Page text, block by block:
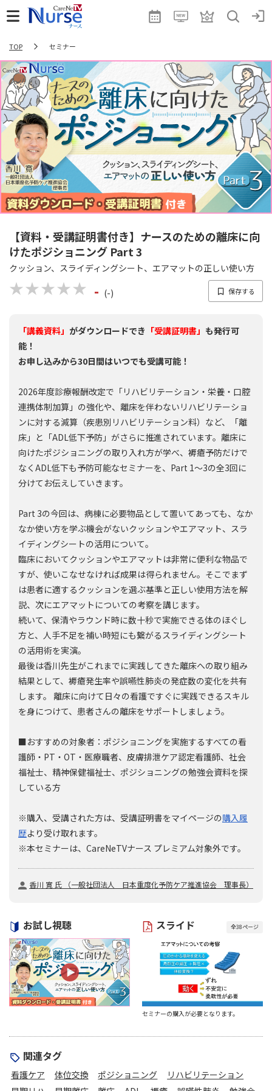
TOP セミナー
【資料・受講証明書付き】ナースのための離床に向
けたポジショニング Part 3
クッション、スライディングシート、エアマットの正しい使い方
★★★★★
★★★★★ - (-)
「講義資料」 がダウンロードでき 「受講証明書」 も発行可
能！
お申し込みから30日間はいつでも受講可能！
2026年度診療報酬改定で「リハビリテーション・栄養・口腔
連携体制加算」の強化や、離床を伴わないリハビリテーショ
ンに対する減算（疾患別リハビリテーション料）など、「離
床」と「ADL低下予防」がさらに推進されています。離床に
向けたポジショニングの取り入れ方が学べ、褥瘡予防だけで
なくADL低下も予防可能なセミナーを、Part 1～3の全3回に
分けてお伝えしていきます。
Part 3の今回は、病棟に必要物品として置いてあっても、なか
なか使い方を学ぶ機会がないクッションやエアマット、スラ
イディングシートの活用について。
臨床においてクッションやエアマットは非常に便利な物品で
すが、使いこなせなければ成果は得られません。そこでまず
は患者に適するクッションを選ぶ基準と正しい使用方法を解
説、次にエアマットについての考察を講じます。
続いて、保清やラウンド時に数十秒で実施できる体のほぐし
方と、人手不足を補い時短にも繋がるスライディングシート
の活用術を実演。
最後は香川先生がこれまでに実践してきた離床への取り組み
結果として、褥瘡発生率や誤嚥性肺炎の発症数の変化を共有
します。 離床に向けて日々の看護ですぐに実践できるスキル
を身につけて、患者さんの離床をサポートしましょう。
■おすすめの対象者：ポジショニングを実施するすべての看
護師・PT・OT・医療職者、皮膚排泄ケア認定看護師、社会
福祉士、精神保健福祉士、ポジショニングの勉強会資料を探
している方
※購入、受講された方は、受講証明書をマイページの購入履
歴より受け取れます。
※本セミナーは、CareNeTVナース プレミアム対象外です。
香川 寛 氏 （一般社団法人 日本重度化予防ケア推進協会 理事長）
お試し視聴 スライド 全38ページ
セミナーの購入が必要となります。
関連タグ
看護ケア 体位交換 ポジショニング
リハビリテーション